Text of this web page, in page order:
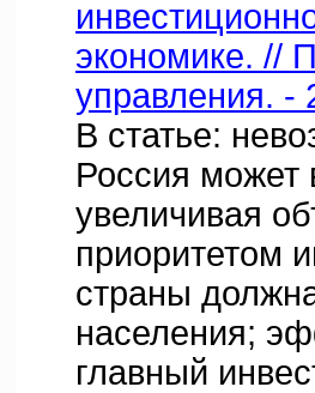
экономике. //
управления.
В статье:
Россия может
увеличивая
приоритетом
страны
населения;
главный